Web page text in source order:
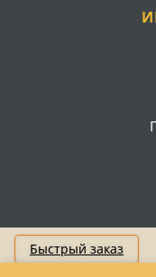
Быстрый заказ